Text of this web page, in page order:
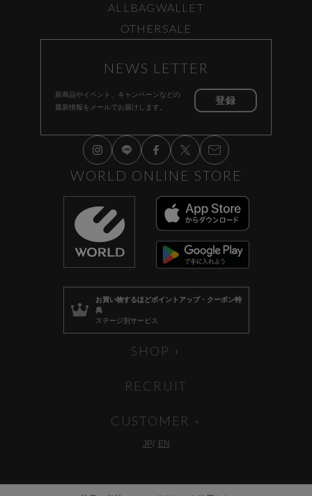
ALL BAGWALLET
OTHER SALE
NEWS LETTER
新商品やイベント、キャンペーンなどの
最新情報をメールでお届けします。
登録
WORLD ONLINE STORE
お買い物するほどポイントアップ・クーポン特
典
ステージ別サービス
SHOP
RECRUIT
CUSTOMER
JP EN